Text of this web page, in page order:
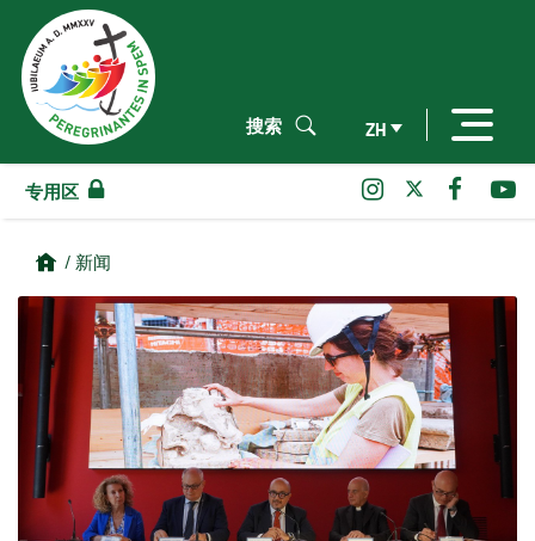
ZH
搜索
专用区
/ 新闻